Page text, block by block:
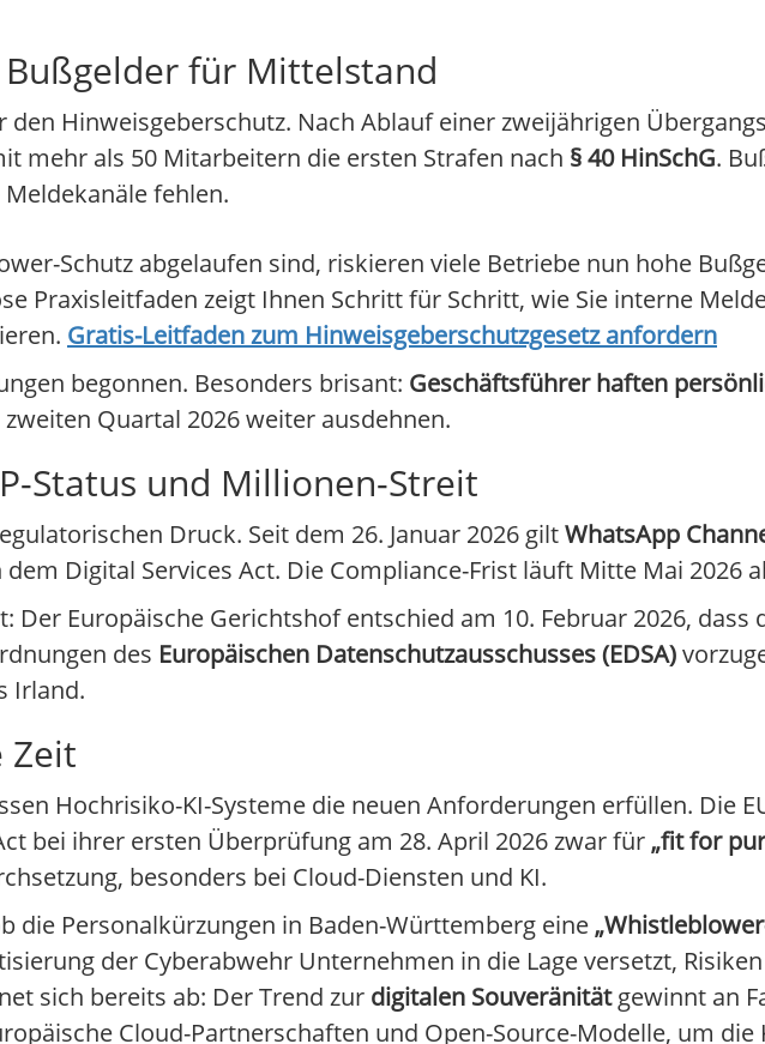
für Mittelstand
Hinweisgeberschutz. Nach Ablauf einer zweijährigen
mehr als 50 Mitarbeitern die ersten Strafen nach § 40 HinSchG.
fehlen.
Schutz abgelaufen sind, riskieren viele Betriebe nun hohe
Praxisleitfaden zeigt Ihnen Schritt für Schritt, wie Sie interne
Gratis-Leitfaden zum Hinweisgeberschutzgesetz anfordern
begonnen. Besonders brisant: Geschäftsführer haften
Quartal 2026 weiter ausdehnen.
Status und Millionen-Streit
Druck. Seit dem 26. Januar 2026 giltWhatsApp
dem Digital Services Act. Die Compliance-Frist läuft Mitte Mai 2026
Der Europäische Gerichtshof entschied am 10. Februar 2026, dass
des Europäischen Datenschutzausschusses (EDSA)
Irland.
Zeit
Hochrisiko-KI-Systeme die neuen Anforderungen erfüllen. Die
bei ihrer ersten Überprüfung am 28. April 2026 zwar für „fit for
besonders bei Cloud-Diensten und KI.
die Personalkürzungen in Baden-Württemberg eine
der Cyberabwehr Unternehmen in die Lage versetzt,
sich bereits ab: Der Trend zur digitalen Souveränitätgewinnt an
Cloud-Partnerschaften und Open-Source-Modelle, um die